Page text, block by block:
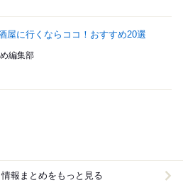
屋に行くならココ！おすすめ20選
編集部
報まとめをもっと見る